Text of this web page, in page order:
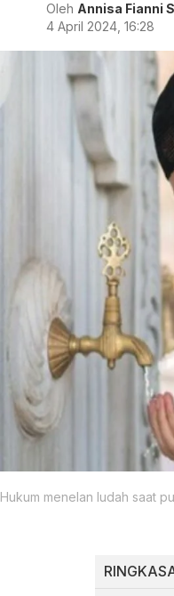
Oleh Annisa Fianni
4 April 2024, 16:28
Hukum menelan ludah saat